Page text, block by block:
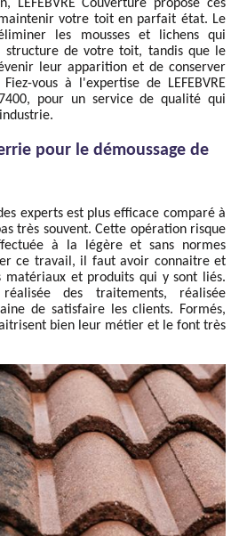
LEFEBVRE Couverture propose ces
votre toit en parfait état. Le
les mousses et lichens qui
structure de votre toit, tandis que le
leur apparition et de conserver
vous à l'expertise de LEFEBVRE
pour un service de qualité qui
pour le démoussage de
experts est plus efficace comparé à
très souvent. Cette opération risque
à la légère et sans normes
ce travail, il faut avoir connaitre et
matériaux et produits qui y sont liés.
des traitements, réalisée
de satisfaire les clients. Formés,
bien leur métier et le font très